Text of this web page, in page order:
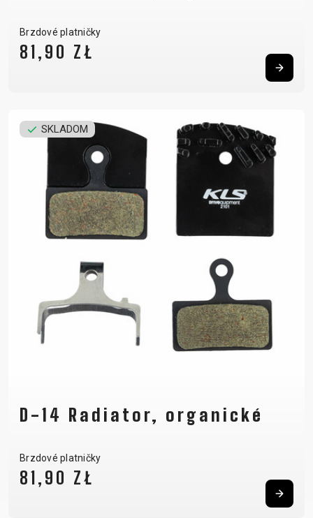
Brzdové platničky
81,90 ZŁ
SKLADOM
D-14 Radiator, organické
Brzdové platničky
81,90 ZŁ